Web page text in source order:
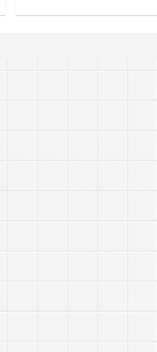
户不喜欢。因此可以模仿国